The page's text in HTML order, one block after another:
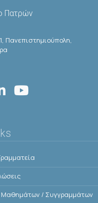
Πατρών
Πανεπιστημιούπολη,
Μαθημάτων / Συγγραμμάτων